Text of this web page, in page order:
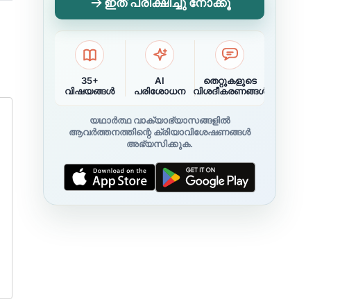
35+
വിഷയങ്ങൾ
AI
പരിശോധന
തെറ്റുകളുടെ
വിശദീകരണങ്ങൾ
യഥാർത്ഥ വാക്യാഭ്യാസങ്ങളിൽ
ആവർത്തനത്തിന്റെ ക്രിയാവിശേഷണങ്ങൾ
അഭ്യസിക്കുക.